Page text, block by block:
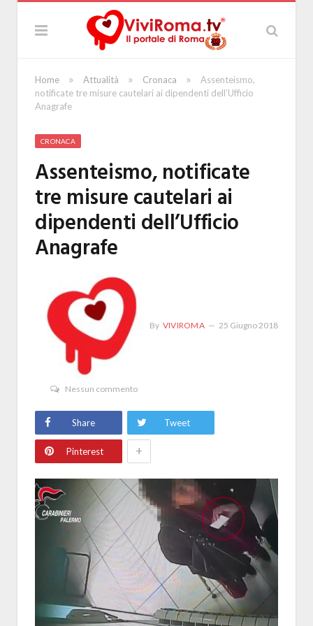
Home » Attualità » Cronaca »
Assenteismo,
notificate tre misure cautelari ai dipendenti dell’Ufficio
Anagrafe
CRONACA
Assenteismo, notificate
tre misure cautelari ai
dipendenti dell’Ufficio
Anagrafe
By VIVIROMA 25 Giugno 2018
Nessun commento
Share Tweet
Pinterest +